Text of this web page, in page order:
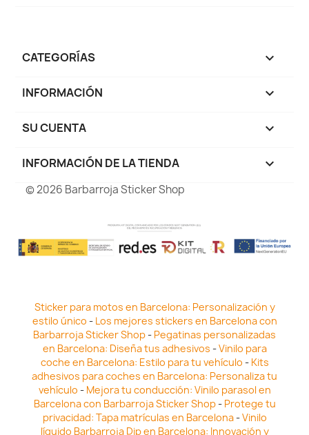
CATEGORÍAS 
INFORMACIÓN 
SU CUENTA 
INFORMACIÓN DE LA TIENDA keyboard_arrow_down
© 2026 Barbarroja Sticker Shop
Sticker para motos en Barcelona: Personalización y
estilo único - Los mejores stickers en Barcelona con
Barbarroja Sticker Shop- Pegatinas personalizadas
en Barcelona: Diseña tus adhesivos -Vinilo para
coche en Barcelona: Estilo para tu vehículo - Kits
adhesivos para coches en Barcelona: Personaliza tu
vehículo - Mejora tu conducción: Vinilo parasol en
Barcelona con Barbarroja Sticker Shop- Protege tu
privacidad: Tapa matrículas en Barcelona-Vinilo
líquido Barbarroja Dip en Barcelona: Innovación y